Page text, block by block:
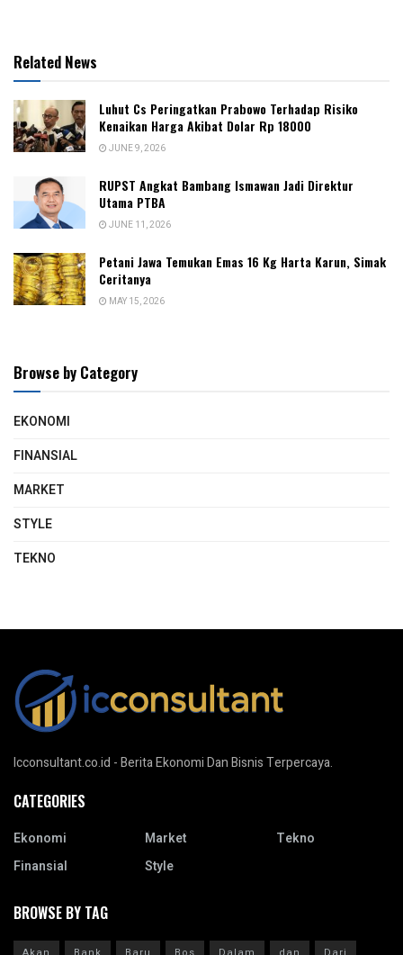
Related News
Luhut Cs Peringatkan Prabowo Terhadap Risiko
Kenaikan Harga Akibat Dolar Rp 18000
JUNE 9, 2026
RUPST Angkat Bambang Ismawan Jadi Direktur
Utama PTBA
JUNE 11, 2026
Petani Jawa Temukan Emas 16 Kg Harta Karun, Simak
Ceritanya
MAY 15, 2026
Browse by Category
EKONOMI
FINANSIAL
MARKET
STYLE
TEKNO
Icconsultant.co.id - Berita Ekonomi Dan Bisnis Terpercaya.
CATEGORIES
Ekonomi
Finansial
Market
Style
Tekno
BROWSE BY TAG